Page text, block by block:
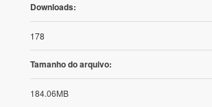
Downloads:
178
Tamanho do arquivo:
184.06MB